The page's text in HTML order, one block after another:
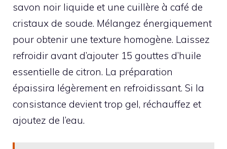
savon noir liquide et une cuillère à café de
cristaux de soude. Mélangez énergiquement
pour obtenir une texture homogène. Laissez
refroidir avant d’ajouter 15 gouttes d’huile
essentielle de citron. La préparation
épaissira légèrement en refroidissant. Si la
consistance devient trop gel, réchauffez et
ajoutez de l’eau.